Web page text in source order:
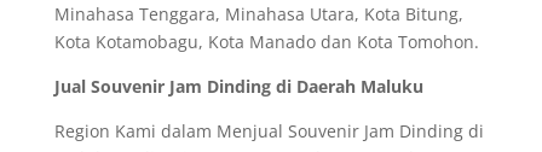
Minahasa Tenggara, Minahasa Utara, Kota Bitung,
Kota Kotamobagu, Kota Manado dan Kota Tomohon.
Jual Souvenir Jam Dinding di Daerah Maluku
Region Kami dalam Menjual Souvenir Jam Dinding di